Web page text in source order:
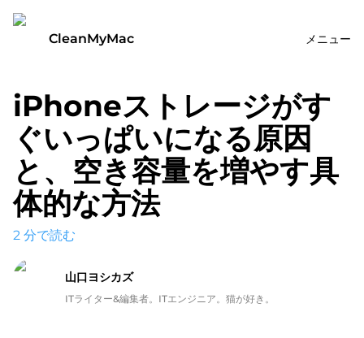
CleanMyMac メニュー
iPhoneストレージがす
ぐいっぱいになる原因
と、空き容量を増やす具
体的な方法
2 分で読む
山口ヨシカズ
ITライター&編集者。ITエンジニア。猫が好き。